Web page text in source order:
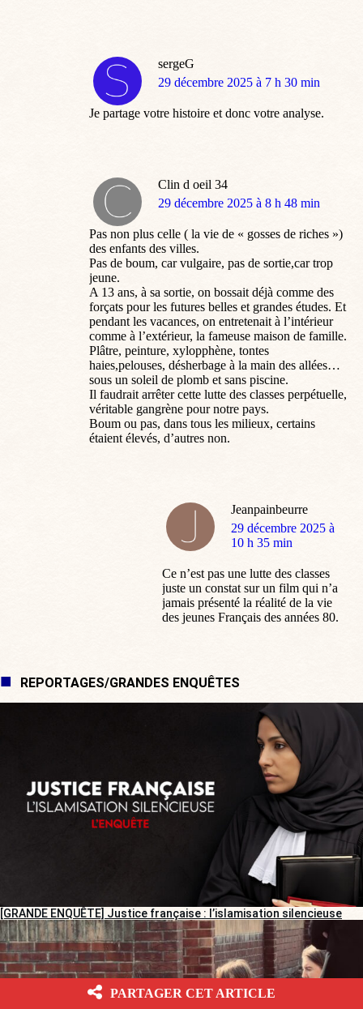
sergeG
dit
29 décembre 2025 à 7 h 30 min
Je partage votre histoire et donc votre analyse.
Clin d oeil 34
dit
29 décembre 2025 à 8 h 48 min
Pas non plus celle ( la vie de « gosses de riches »)
des enfants des villes.
Pas de boum, car vulgaire, pas de sortie,car trop
jeune.
A 13 ans, à sa sortie, on bossait déjà comme des
forçats pour les futures belles et grandes études. Et
pendant les vacances, on entretenait à l’intérieur
comme à l’extérieur, la fameuse maison de famille.
Plâtre, peinture, xylopphène, tontes
haies,pelouses, désherbage à la main des allées…
sous un soleil de plomb et sans piscine.
Il faudrait arrêter cette lutte des classes perpétuelle,
véritable gangrène pour notre pays.
Boum ou pas, dans tous les milieux, certains
étaient élevés, d’autres non.
Jeanpainbeurre
dit
:
29 décembre 2025 à
10 h 35 min
Ce n’est pas une lutte des classes
juste un constat sur un film qui n’a
jamais présenté la réalité de la vie
des jeunes Français des années 80.
REPORTAGES/GRANDES ENQUÊTES
[GRANDE ENQUÊTE] Justice française : l’islamisation silencieuse
PARTAGER CET ARTICLE